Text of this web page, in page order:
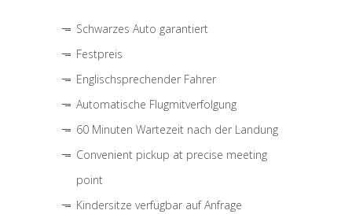
Schwarzes Auto garantiert
Festpreis
Englischsprechender Fahrer
Automatische Flugmitverfolgung
60 Minuten Wartezeit nach der Landung
Convenient pickup at precise meeting
point
Kindersitze verfügbar auf Anfrage